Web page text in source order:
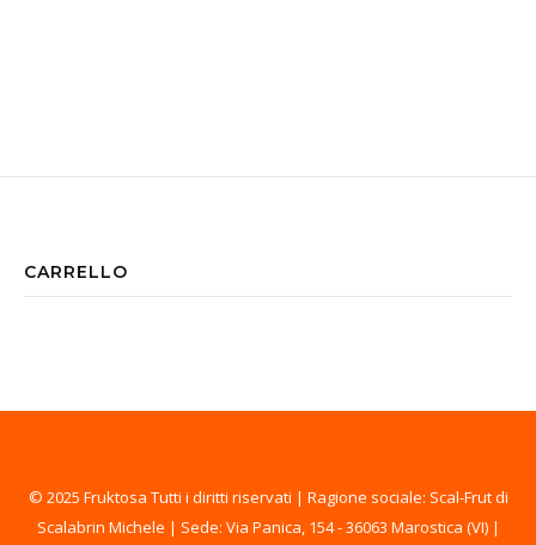
CARRELLO
© 2025 Fruktosa Tutti i diritti riservati | Ragione sociale: Scal-Frut di
Scalabrin Michele | Sede: Via Panica, 154 - 36063 Marostica (VI) |